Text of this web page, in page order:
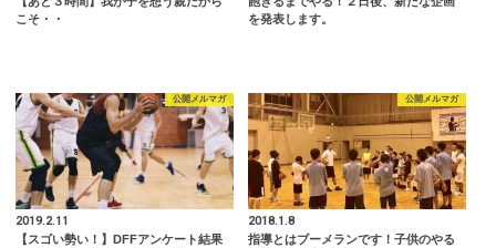
こそ・・
を発表します。
公開メルマガ
2019.2.11
【スゴい勢い！】DFFアンケート結果
公開メルマガ
2018.1.8
指導とはブーメランです！子供のやる